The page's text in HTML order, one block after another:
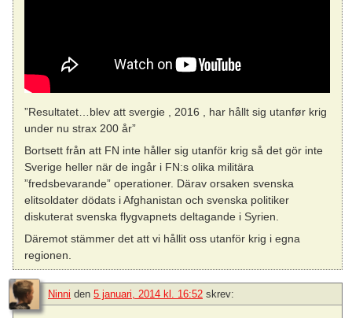
”Resultatet…blev att svergie , 2016 , har hållt sig utanfør krig
under nu strax 200 år”
Bortsett från att FN inte håller sig utanför krig så det gör inte
Sverige heller när de ingår i FN:s olika militära
”fredsbevarande” operationer. Därav orsaken svenska
elitsoldater dödats i Afghanistan och svenska politiker
diskuterat svenska flygvapnets deltagande i Syrien.
Däremot stämmer det att vi hållit oss utanför krig i egna
regionen.
Ninni den 5 januari, 2014 kl. 16:52 skrev: